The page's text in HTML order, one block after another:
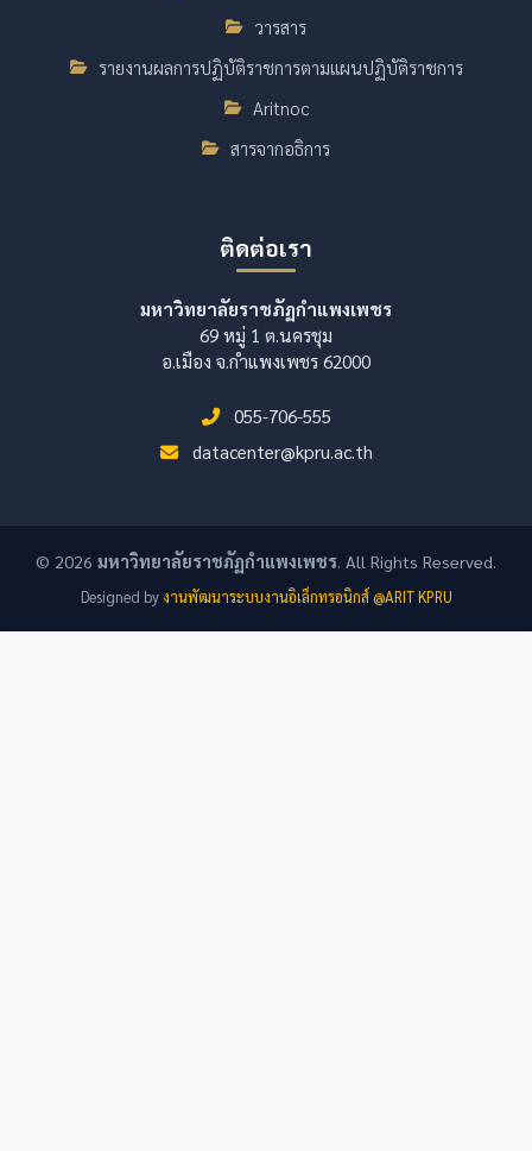
วารสาร
รายงานผลการปฏิบัติราชการตามแผนปฏิบัติราชการ
Aritnoc
สารจากอธิการ
ติดต่อเรา
มหาวิทยาลัยราชภัฏกำแพงเพชร
69 หมู่ 1 ต.นครชุม
อ.เมือง จ.กำแพงเพชร 62000
055-706-555
datacenter@kpru.ac.th
© 2026 มหาวิทยาลัยราชภัฏกำแพงเพชร. All Rights Reserved.
Designed byงานพัฒนาระบบงานอิเล็กทรอนิกส์ @ARIT KPRU